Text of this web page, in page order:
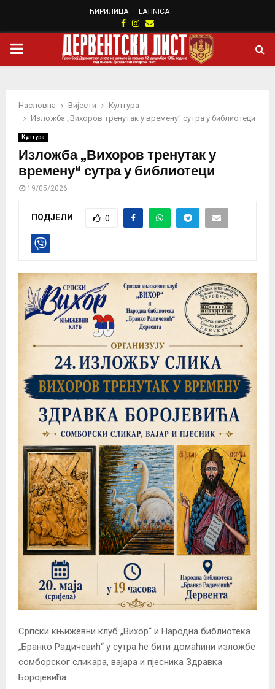
ЋИРИЛИЦА LATINICA
Facebook
Instagram
Email
PRIMARY
Насловна Вијести
Култура
Изложба „Вихоров тренутак у времену“ сутра у библиотеци
Култура
Изложба „Вихоров тренутак у
времену“ сутра у библиотеци
19/05/2026
ПОДЈЕЛИ 0
Српски књижевни клуб „Вихор“ и Народна библиотека
„Бранко Радичевић“ у сутра ће бити домаћини изложбе
сомборског сликара, вајара и пјесника Здравка
Боројевића.